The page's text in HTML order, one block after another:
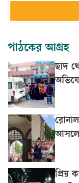
পাঠকের আগ্রহ
ছাদ
আসলে
প্রিয়